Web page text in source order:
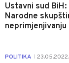
Ustavni sud
Narodne
POLITIKA 23.05.2022.